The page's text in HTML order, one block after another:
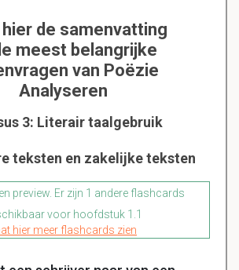
hier de samenvatting
meest belangrijke
van Poëzie
Analyseren
3: Literair taalgebruik
teksten en zakelijke teksten
preview. Er zijn 1 andere flashcards
voor hoofdstuk 1.1
hier meer flashcards zien